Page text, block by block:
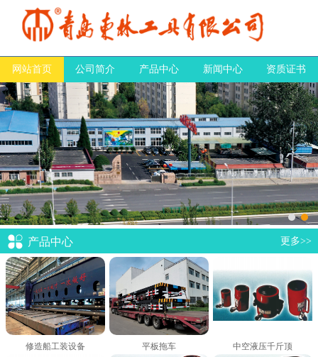
网站首页 公司简介 产品中心 新闻中心 资质证书
产品中心 更多>>
修造船工装设备 平板拖车 中空液压千斤顶